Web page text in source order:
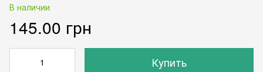
В наличии
145.00 грн
Купить